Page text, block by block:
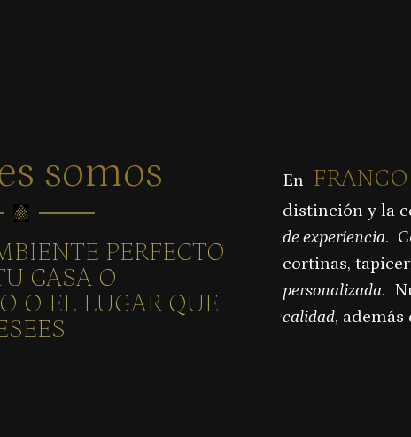
somos
PERFECTO
CASA O
O EL LUGAR QUE
En
distinción y la
de experiencia.
cortinas,
personalizada.
calidad, además